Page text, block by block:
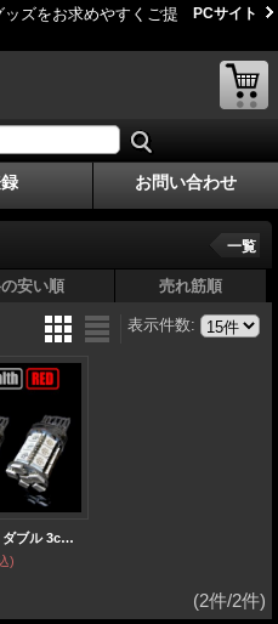
ズをお求めやすくご提
PCサイト
お問い合わせ
一覧
安い順 売れ筋順
表示件数:
T20 レッド ダブル 3chip 27連
)
(2件/2件)